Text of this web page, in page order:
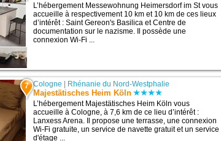
L’hébergement Messewohnung Heimersdorf im St vous
accueille à respectivement 10 km et 10 km de ces lieux
d’intérêt : Saint Gereon's Basilica et Centre de
documentation sur le nazisme. Il possède une
connexion Wi-Fi ...
7 Cologne | Rhénanie du Nord-Westphalie
Majestätisches Heim Köln
L’hébergement Majestätisches Heim Köln vous
accueille à Cologne, à 7,6 km de ce lieu d’intérêt :
Lanxess Arena. Il propose une terrasse, une connexion
Wi-Fi gratuite, un service de navette gratuit et un service
d'étage ...